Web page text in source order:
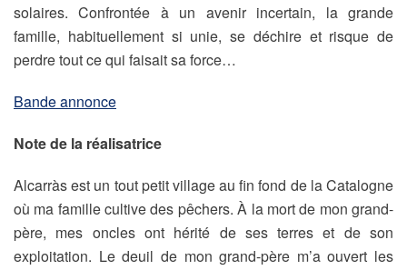
solaires. Confrontée à un avenir incertain, la grande
famille, habituellement si unie, se déchire et risque de
perdre tout ce qui faisait sa force…
Bande annonce
Note de la réalisatrice
Alcarràs est un tout petit village au fin fond de la Catalogne
où ma famille cultive des pêchers. À la mort de mon grand-
père, mes oncles ont hérité de ses terres et de son
exploitation. Le deuil de mon grand-père m’a ouvert les